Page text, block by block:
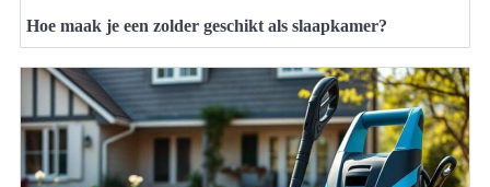
Hoe maak je een zolder geschikt als slaapkamer?